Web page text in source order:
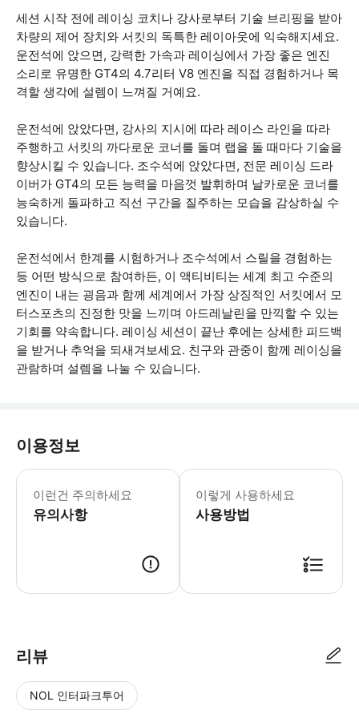
세션 시작 전에 레이싱 코치나 강사로부터 기술 브리핑을 받아
차량의 제어 장치와 서킷의 독특한 레이아웃에 익숙해지세요.
운전석에 앉으면, 강력한 가속과 레이싱에서 가장 좋은 엔진
소리로 유명한 GT4의 4.7리터 V8 엔진을 직접 경험하거나 목
격할 생각에 설렘이 느껴질 거예요.
운전석에 앉았다면, 강사의 지시에 따라 레이스 라인을 따라
주행하고 서킷의 까다로운 코너를 돌며 랩을 돌 때마다 기술을
향상시킬 수 있습니다. 조수석에 앉았다면, 전문 레이싱 드라
이버가 GT4의 모든 능력을 마음껏 발휘하며 날카로운 코너를
능숙하게 돌파하고 직선 구간을 질주하는 모습을 감상하실 수
있습니다.
운전석에서 한계를 시험하거나 조수석에서 스릴을 경험하는
등 어떤 방식으로 참여하든, 이 액티비티는 세계 최고 수준의
엔진이 내는 굉음과 함께 세계에서 가장 상징적인 서킷에서 모
터스포츠의 진정한 맛을 느끼며 아드레날린을 만끽할 수 있는
기회를 약속합니다. 레이싱 세션이 끝난 후에는 상세한 피드백
을 받거나 추억을 되새겨보세요. 친구와 관중이 함께 레이싱을
관람하며 설렘을 나눌 수 있습니다.
이용정보
이런건 주의하세요
유의사항
- 참가자와 동승객의 체중은 105kg
이렇게 사용하세요
사용방법
리뷰
NOL 인터파크투어